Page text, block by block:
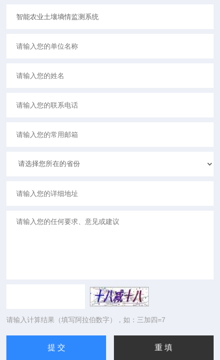
请输入计算结果（填写阿拉伯数字），如：三加四=7